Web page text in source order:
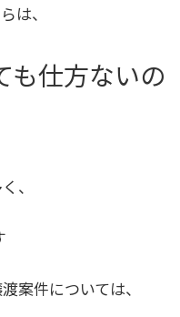
は、
も仕方ないの
、
案件については、